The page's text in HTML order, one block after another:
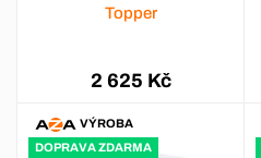
Topper
2 625 Kč
VÝROBA
DOPRAVA ZDARMA